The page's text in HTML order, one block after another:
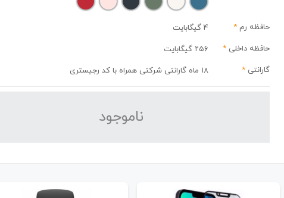
حافظه رم *
4 گیگابایت
حافظه داخلی *
۲۵۶ گیگابایت
گارانتی * 18 ماه گارانتی شرکتی همراه با کد رجیستری
نا‌موجود